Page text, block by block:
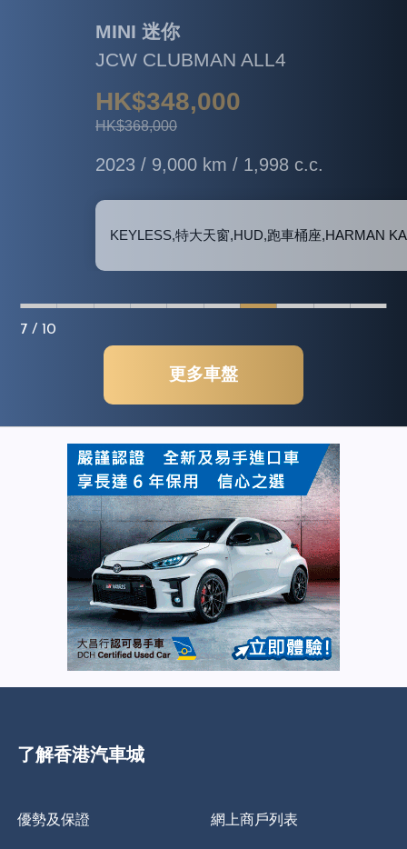
MINI 迷你
JCW CLUBMAN ALL4
HK$348,000
HK$368,000
2023 / 9,000 km / 1,998 c.c.
KEYLESS,特大天窗,HUD,跑車桶座,HARMAN KARDON 音響, 泊車鏡頭
7 / 10
更多車盤
了解香港汽車城
優勢及保證 網上商戶列表